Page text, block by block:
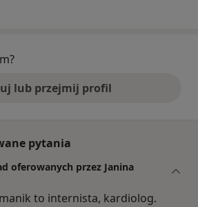
lub przejmij profil
pytania
oferowanych przez Janina
to internista, kardiolog.